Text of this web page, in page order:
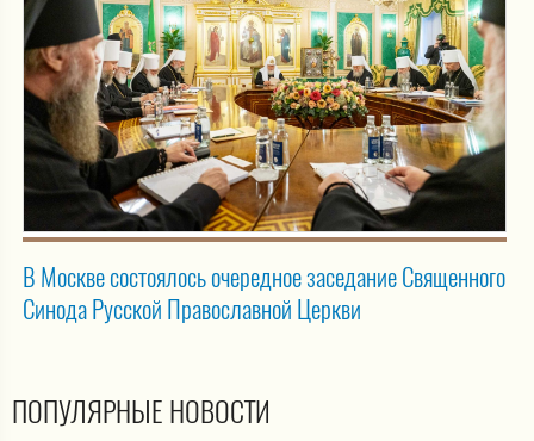
В Москве состоялось очередное заседание Священного
Синода Русской Православной Церкви
ПОПУЛЯРНЫЕ НОВОСТИ